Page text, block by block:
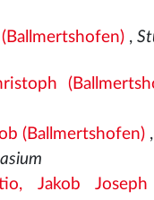
,
(Ballmertshofen),
Jakob